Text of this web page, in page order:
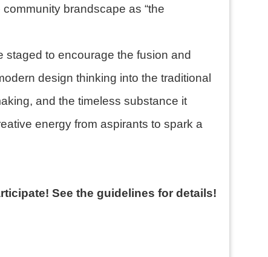
brandscape as “the
staged to encourage the fusion and
design thinking into the traditional
and the timeless substance it
energy from aspirants to spark a
See the guidelines for details!